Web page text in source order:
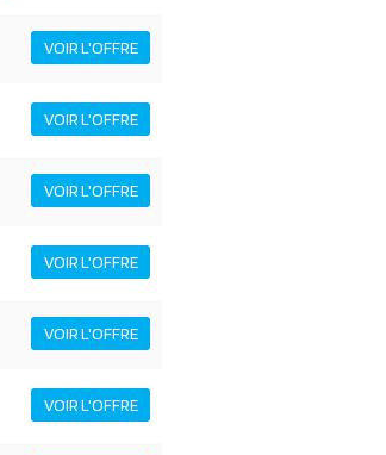
VOIR L'OFFRE
VOIR L'OFFRE
VOIR L'OFFRE
VOIR L'OFFRE
VOIR L'OFFRE
VOIR L'OFFRE